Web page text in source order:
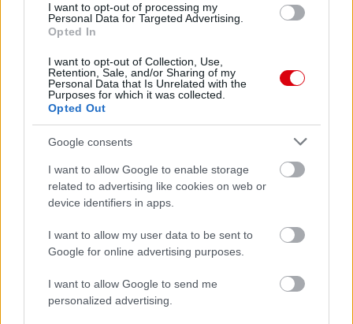
I want to opt-out of processing my
Personal Data for Targeted Advertising.
Opted In
I want to opt-out of Collection, Use,
Retention, Sale, and/or Sharing of my
Personal Data that Is Unrelated with the
Purposes for which it was collected.
Opted Out
Google consents
I want to allow Google to enable storage
related to advertising like cookies on web or
device identifiers in apps.
I want to allow my user data to be sent to
Google for online advertising purposes.
I want to allow Google to send me
personalized advertising.